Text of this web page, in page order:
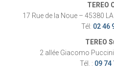
TEREO
17 Rue de la Noue – 45380
Tél: 02 46
TEREO
2 allée Giacomo
Tél. : 09 74